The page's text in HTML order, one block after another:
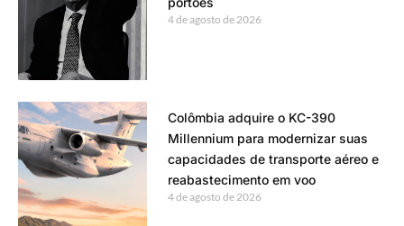
4 de agosto de 2026
Colômbia adquire o KC-390
Millennium para modernizar suas
capacidades de transporte aéreo e
reabastecimento em voo
4 de agosto de 2026